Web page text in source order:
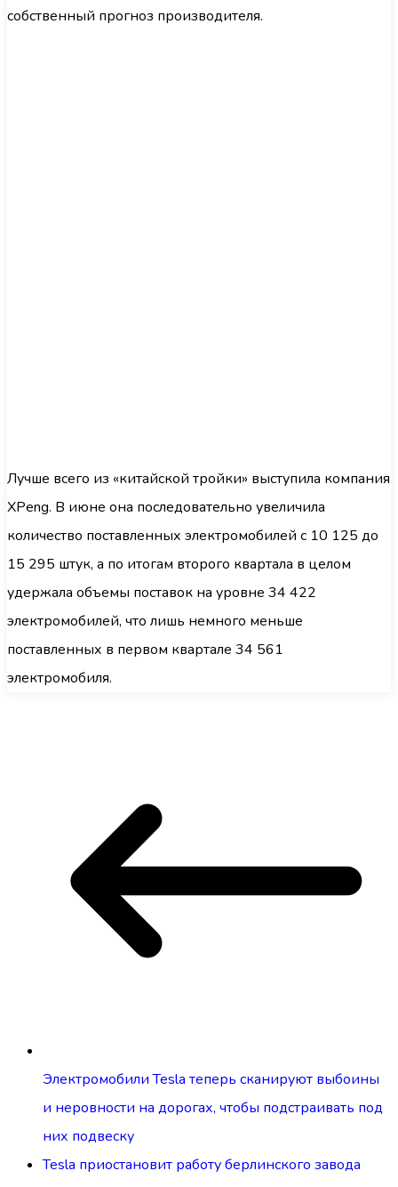
собственный прогноз производителя.
Лучше всего из «китайской тройки» выступила компания
XPeng. В июне она последовательно увеличила
количество поставленных электромобилей с 10 125 до
15 295 штук, а по итогам второго квартала в целом
удержала объемы поставок на уровне 34 422
электромобилей, что лишь немного меньше
поставленных в первом квартале 34 561
электромобиля.
Электромобили Tesla теперь сканируют выбоины
и неровности на дорогах, чтобы подстраивать под
них подвеску
Tesla приостановит работу берлинского завода